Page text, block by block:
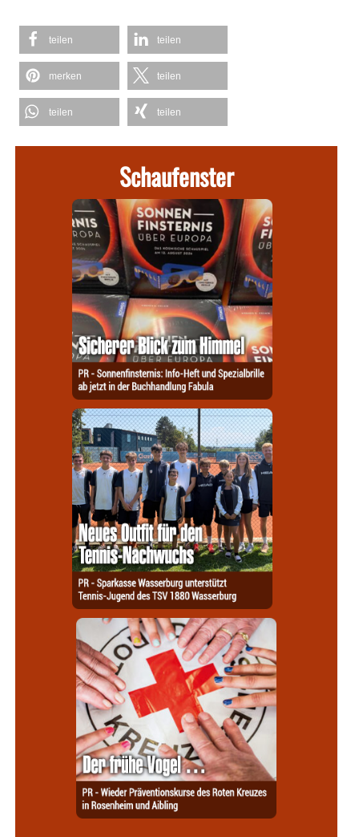
teilen teilen
merken teilen
teilen teilen
Schaufenster